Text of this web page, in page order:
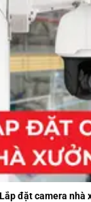
Lắp đặt camera nhà